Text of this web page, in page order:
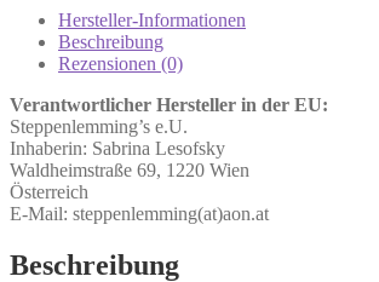
Hersteller-Informationen
Beschreibung
Rezensionen (0)
Verantwortlicher Hersteller in der EU:
Steppenlemming’s e.U.
Inhaberin: Sabrina Lesofsky
Waldheimstraße 69, 1220 Wien
Österreich
E-Mail: steppenlemming(at)aon.at
Beschreibung